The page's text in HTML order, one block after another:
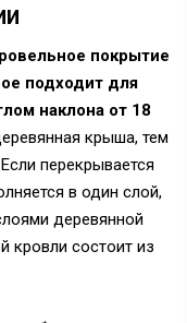
покрытие
подходит для
наклона от 18
крыша, тем
перекрывается
в один слой,
деревянной
кровли состоит из